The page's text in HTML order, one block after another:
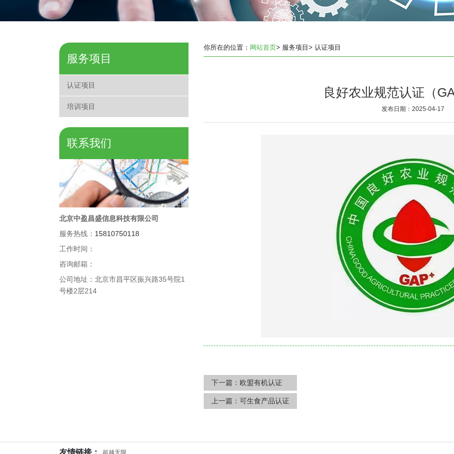
服务项目
认证项目
培训项目
联系我们
北京中盈昌盛信息科技有限公司
服务热线： 15810750118
工作时间：
咨询邮箱：
公司地址：北京市昌平区振兴路35号院1
号楼2层214
你所在的位置： 网站首页> 服务项目 > 认证项目
良好农业规范认证（
发布日期：2025-04-17
下一篇： 欧盟有机认证
上一篇： 可生食产品认证
友情链接： 超越无限